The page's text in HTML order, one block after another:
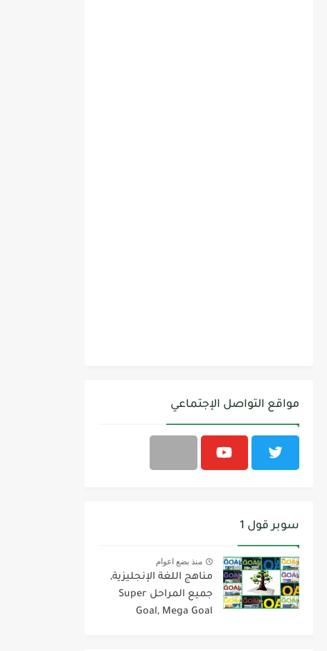
مواقع التواصل الإجتماعي
سوبر قول 1
منذ بضع اعوام
مناهج اللغة الإنجليزية,
جميع المراحل Super
Goal, Mega Goal